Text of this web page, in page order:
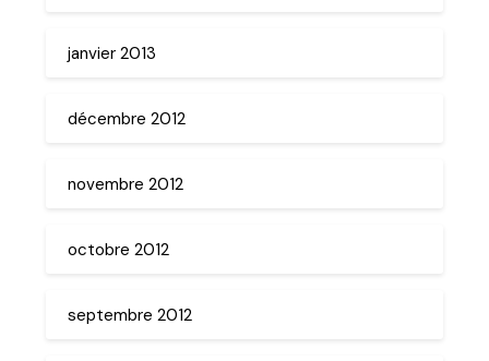
janvier 2013
décembre 2012
novembre 2012
octobre 2012
septembre 2012